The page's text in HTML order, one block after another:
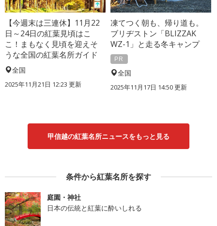
【今週末は三連休】11月22
日～24日の紅葉見頃はこ
こ！まもなく見頃を迎えそ
うな全国の紅葉名所ガイド
全国
2025年11月21日 12:23 更新
凍てつく朝も、帰り道も。
ブリヂストン「BLIZZAK
WZ-1」と走る冬キャンプ
PR
全国
2025年11月17日 14:50 更新
甲信越の紅葉名所ニュースをもっと見る
条件から紅葉名所を探す
庭園・神社
日本の伝統と紅葉に酔いしれる